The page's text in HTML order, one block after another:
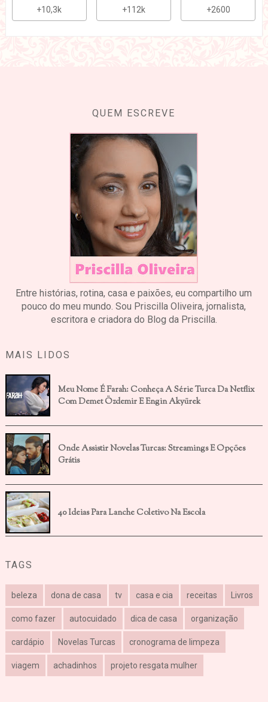
+10,3k +112k +2600
QUEM ESCREVE
Entre histórias, rotina, casa e paixões, eu compartilho um
pouco do meu mundo. Sou Priscilla Oliveira, jornalista,
escritora e criadora do Blog da Priscilla.
MAIS LIDOS
Meu Nome É Farah: Conheça A Série Turca Da Netflix
Com Demet Özdemir E Engin Akyürek
Onde Assistir Novelas Turcas: Streamings E Opções
Grátis
40 Ideias Para Lanche Coletivo Na Escola
TAGS
beleza dona de casa tv casa e cia receitas Livros
como fazer autocuidado dica de casa organização
cardápio Novelas Turcas cronograma de limpeza
viagem achadinhos projeto resgata mulher